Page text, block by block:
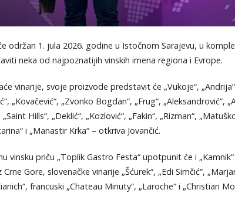
održan 1. jula 2026. godine u Istočnom Sarajevu, u
neka od najpoznatijih vinskih imena regiona i Evrope.
vinarije, svoje proizvode predstavit će „Vukoje“,
„Kovačević“, „Zvonko Bogdan“, „Frug“, „Aleksandrović“,
Hills“, „Deklić“, „Kozlović“, „Fakin“, „Rizman“,
i „Manastir Krka“ – otkriva Jovančić.
vinsku priču „Toplik Gastro Festa“ upotpunit će i „Kamnik“
Gore, slovenačke vinarije „Šćurek“, „Edi Simčić“,
francuski „Chateau Minuty“, „Laroche“ i „Christian